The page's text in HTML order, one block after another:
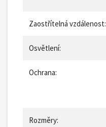
Zaostřítelná vzdálenost:
Osvětlení:
Ochrana:
Rozměry: